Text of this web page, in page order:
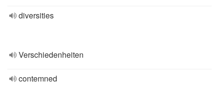
diversities
Verschiedenheiten
contemned